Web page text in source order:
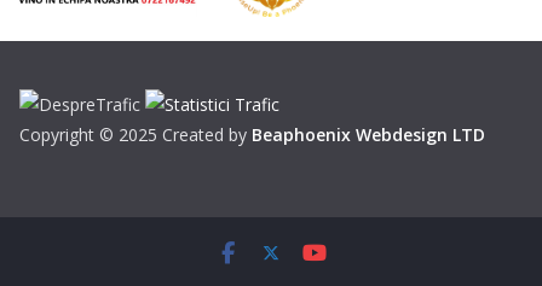
Copyright © 2025 Created by Beaphoenix Webdesign LTD